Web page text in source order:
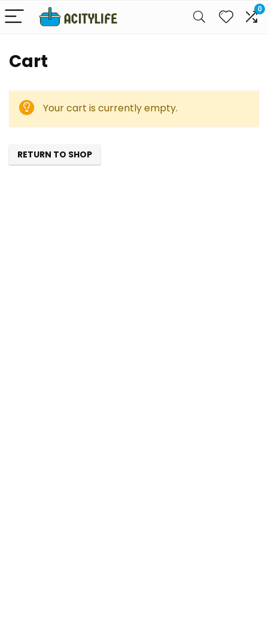
0
Cart
Your cart is currently empty.
RETURN TO SHOP